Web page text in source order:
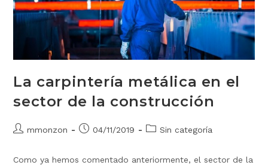
La carpintería metálica en el
sector de la construcción
mmonzon 04/11/2019 Sin categoría
Como ya hemos comentado anteriormente, el sector de la